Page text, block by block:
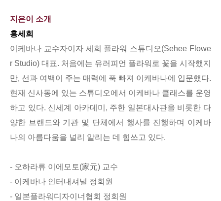
지은이 소개
홍세희
이케바나 교수자이자 세희 플라워 스튜디오(Sehee Flowe
r Studio) 대표. 처음에는 유러피언 플라워로 꽃을 시작했지
만, 선과 여백이 주는 매력에 푹 빠져 이케바나에 입문했다.
현재 신사동에 있는 스튜디오에서 이케바나 클래스를 운영
하고 있다. 신세계 아카데미, 주한 일본대사관을 비롯한 다
양한 브랜드와 기관 및 단체에서 행사를 진행하며 이케바
나의 아름다움을 널리 알리는 데 힘쓰고 있다.
- 오하라류 이에모토(家元) 교수
- 이케바나 인터내셔널 정회원
- 일본플라워디자이너협회 정회원